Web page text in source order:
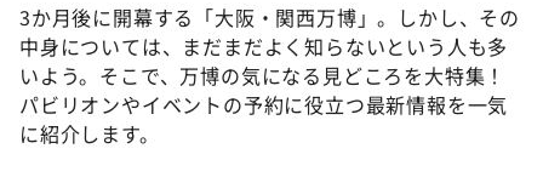
新婚さんいらっしゃい！
ポツンと一軒家
ザキ山小屋本館
3か月後に開幕する「大阪・関西万博」。しかし、その
中身については、まだまだよく知らないという人も多
いよう。そこで、万博の気になる見どころを大特集！
パビリオンやイベントの予約に役立つ最新情報を一気
に紹介します。